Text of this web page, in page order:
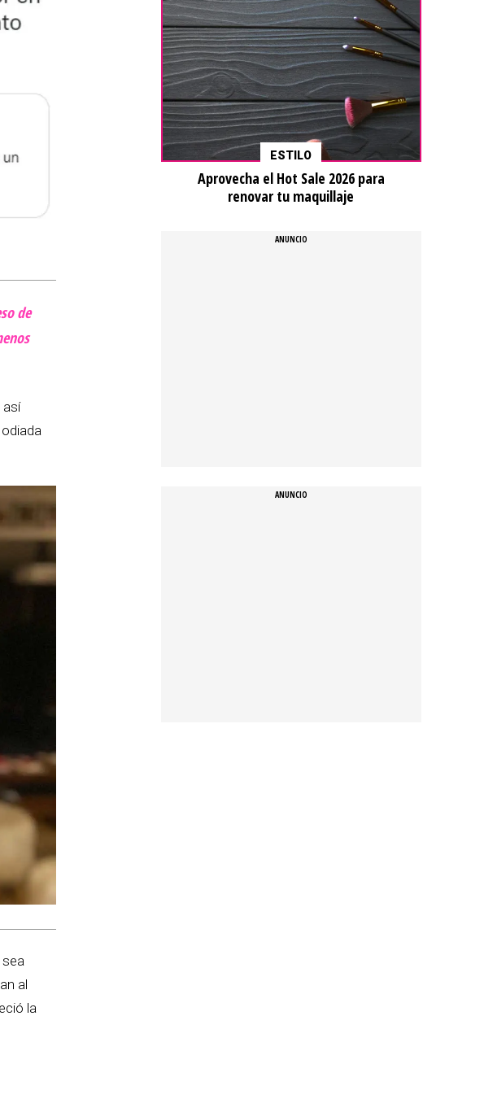
de
así
sea
al
la
ESTILO
Aprovecha el Hot Sale 2026 para
renovar tu maquillaje